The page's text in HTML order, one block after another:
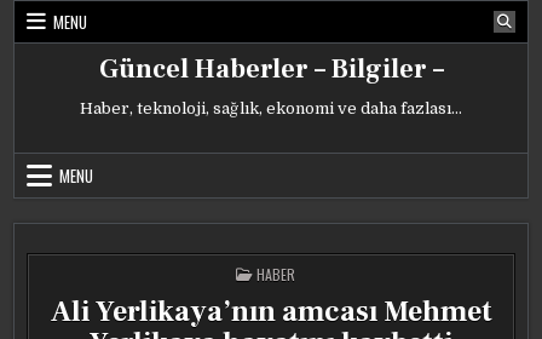
Skip
MENU
Güncel Haberler – Bilgiler –
Haber, teknoloji, sağlık, ekonomi ve daha fazlası…
MENU
POSTED
IN
HABER
Ali Yerlikaya’nın amcası Mehmet